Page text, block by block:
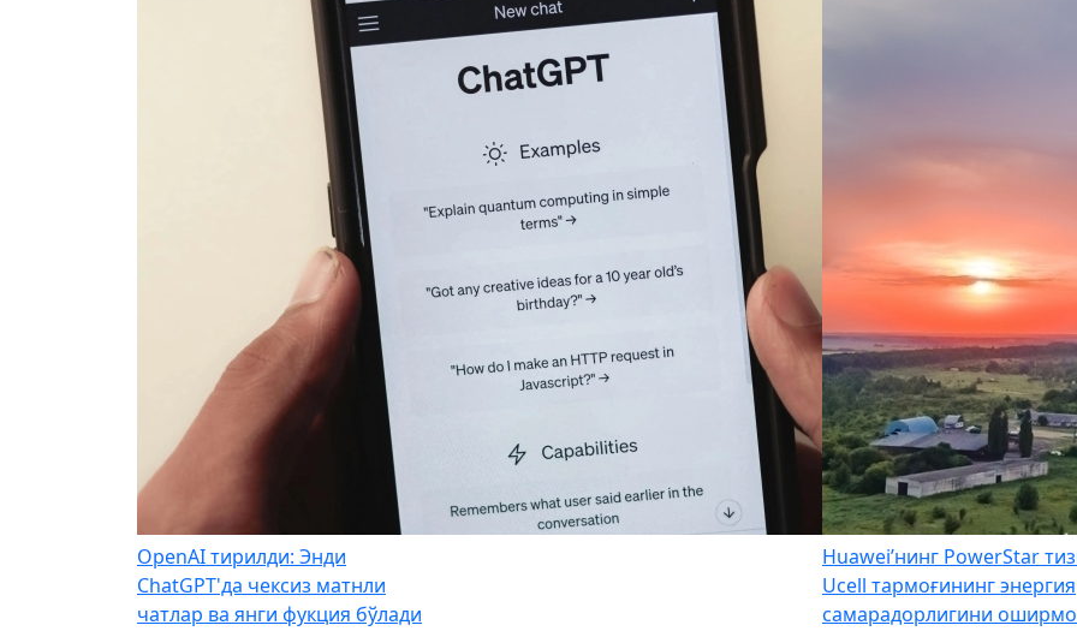
OpenAI тирилди: Энди
ChatGPT'да чексиз матнли
чатлар ва янги фукция бўлади
Huawei’нинг PowerStar
Ucell тармоғининг энергия
самарадорлигини